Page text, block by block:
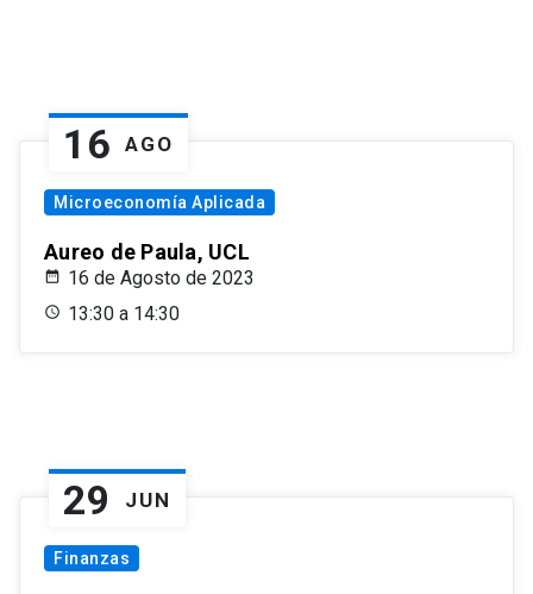
16 AGO
Microeconomía Aplicada
Aureo de Paula, UCL
16 de Agosto de 2023
13:30 a 14:30
29 JUN
Finanzas